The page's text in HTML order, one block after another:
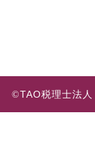
©TAO税理士法人